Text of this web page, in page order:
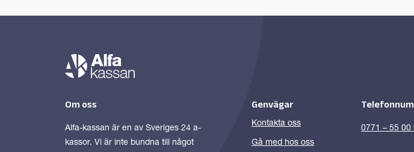
Om oss
Alfa-kassan är en av Sveriges 24 a-
kassor. Vi är inte bundna till något
Genvägar
Kontakta oss
Gå med hos oss
0771 – 55 00